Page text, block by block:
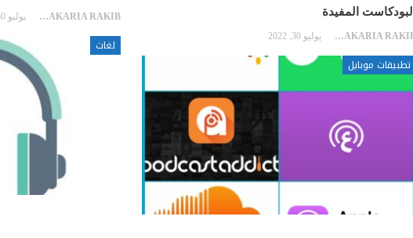
البودكاست المفيدة
ZAKARIA RAKIB يوليو 30, 2022
تطبيقات موبايل
ZAKARIA RAKIB يوليو 30, 2022
لغات